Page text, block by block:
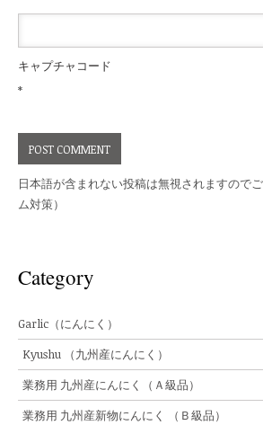
キャプチャコード
*
日本語が含まれない投稿は無視されますので
ム対策）
Category
Garlic（にんにく）
Kyushu （九州産にんにく）
業務用 九州産にんにく（Ａ級品）
業務用 九州産新物にんにく （Ｂ級品）